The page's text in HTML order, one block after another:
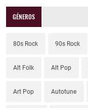
GÉNEROS
80s Rock 90s Rock
Alt Folk Alt Pop
Art Pop Autotune